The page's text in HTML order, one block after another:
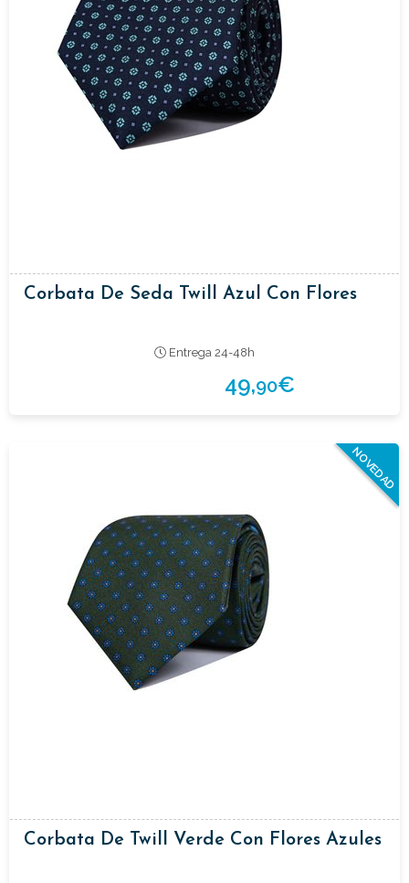
Corbata De Seda Twill Azul Con Flores
Entrega 24-48h
49,90€
NOVEDAD
Corbata De Twill Verde Con Flores Azules